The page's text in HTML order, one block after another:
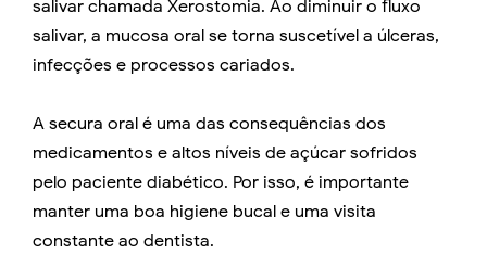
salivar chamada Xerostomia. Ao diminuir o fluxo
salivar, a mucosa oral se torna suscetível a úlceras,
infecções e processos cariados.
A secura oral é uma das consequências dos
medicamentos e altos níveis de açúcar sofridos
pelo paciente diabético. Por isso, é importante
manter uma boa higiene bucal e uma visita
constante ao dentista.